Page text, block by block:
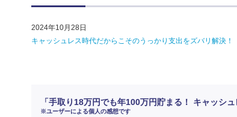
2024年10月28日
キャッシュレス時代だからこそのうっかり支出をズバリ解決
「手取り18万円でも年100万円貯まる！ キャッシ
※ユーザーによる個人の感想です